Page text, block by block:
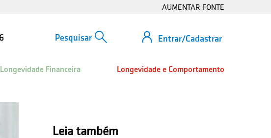
AUMENTAR FONTE
Entrar/Cadastrar
Longevidade Financeira Longevidade e Comportamento
Leia também